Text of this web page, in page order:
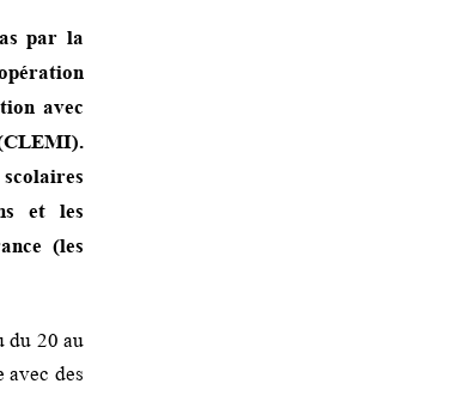
par la
avec
et les
(les
du 20 au
avec des